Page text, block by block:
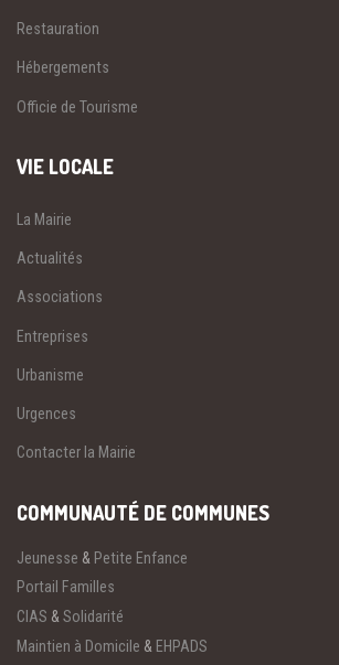
Restauration
Hébergements
Officie de Tourisme
VIE LOCALE
La Mairie
Actualités
Associations
Entreprises
Urbanisme
Urgences
Contacter la Mairie
COMMUNAUTÉ DE COMMUNES
Jeunesse & Petite Enfance
Portail Familles
CIAS & Solidarité
Maintien à Domicile & EHPADS